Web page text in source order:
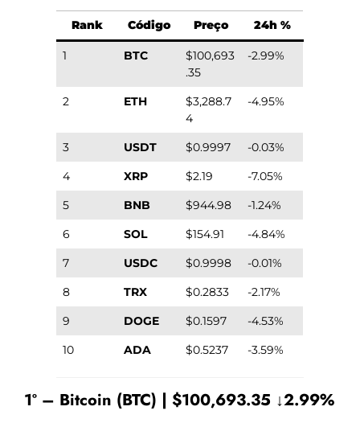
Rank Código Preço 24h %
1 BTC
$100,693
.35
-2.99%
2 ETH
$3,288.7
4
-4.95%
3 USDT $0.9997
-0.03%
4
XRP $2.19
-7.05%
5
BNB $944.98
-1.24%
6
SOL $154.91
-4.84%
7
USDC $0.9998
-0.01%
8
TRX $0.2833
-2.17%
9
DOGE $0.1597
-4.53%
10
ADA $0.5237 -3.59%
1º – Bitcoin (BTC) | $100,693.35 ↓2.99%